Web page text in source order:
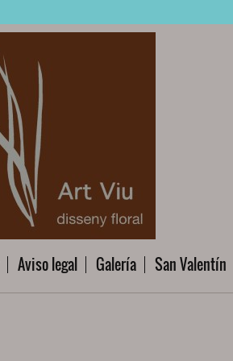
Aviso legal Galería San Valentín